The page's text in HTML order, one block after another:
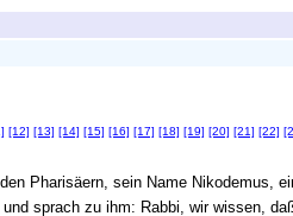
[12] [13] [14] [15] [16] [17] [18] [19] [20] [21] [22]
Pharisäern, sein Name Nikodemus,
sprach zu ihm: Rabbi, wir wissen,